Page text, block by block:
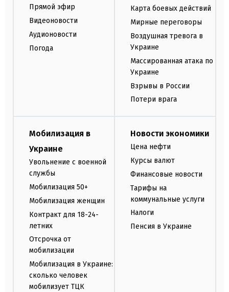
Прямой эфир
Видеоновости
Аудионовости
Погода
Карта боевых действий
Мирные переговоры
Воздушная тревога в
Украине
Массированная атака по
Украине
Взрывы в России
Потери врага
Мобилизация в
Украине
Увольнение с военной
службы
Мобилизация 50+
Мобилизация женщин
Контракт для 18-24-
летних
Отсрочка от
мобилизации
Мобилизация в Украине:
сколько человек
мобилизует ТЦК
Новости экономики
Цена нефти
Курсы валют
Финансовые новости
Тарифы на
коммунальные услуги
Налоги
Пенсия в Украине